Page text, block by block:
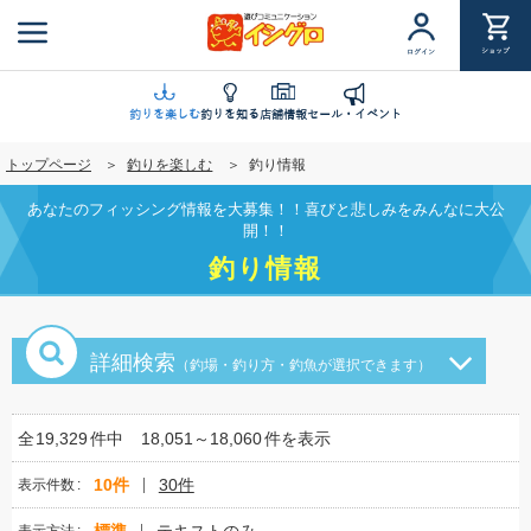
ン
に
移
動
ログイン ショップ
釣りを楽しむ釣りを知る店舗情報セール・イベント
トップページ 釣りを楽しむ 釣り情報
あなたのフィッシング情報を大募集！！喜びと悲しみをみんなに大公
開！！
釣り情報
詳細検索 （釣場・釣り方・釣魚が選択できます）
全19,329件中 18,051～18,060件を表示
表示件数 10件 30件